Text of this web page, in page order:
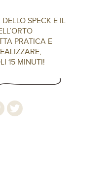
SPECK E IL
PRATICA E
15 MINUTI!